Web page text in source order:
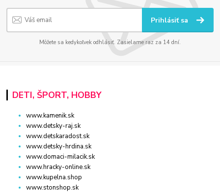
Prihlásiť sa
Môžete sa kedykoľvek odhlásiť. Zasielame raz za 14 dní.
DETI, ŠPORT, HOBBY
www.kamenik.sk
www.detsky-raj.sk
www.detskaradost.sk
www.detsky-hrdina.sk
www.domaci-milacik.sk
www.hracky-online.sk
www.kupelna.shop
www.stonshop.sk